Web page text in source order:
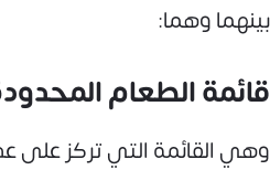
بينهما وهما:
قائمة الطعام
وهي القائمة التي تركز على